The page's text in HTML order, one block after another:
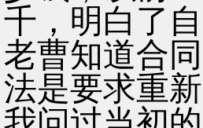
千，明白了
老曹知道合
法是要求重